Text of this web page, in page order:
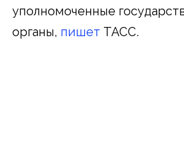
уполномоченные
органы, пишет ТАСС.